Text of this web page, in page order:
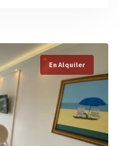
En Alquiler